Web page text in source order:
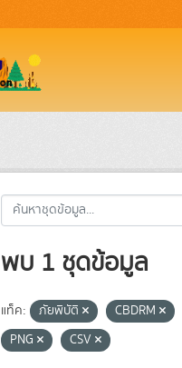
พบ 1 ชุดข้อมูล
แท็ค: ภัยพิบัติ CBDRM
PNG
CSV